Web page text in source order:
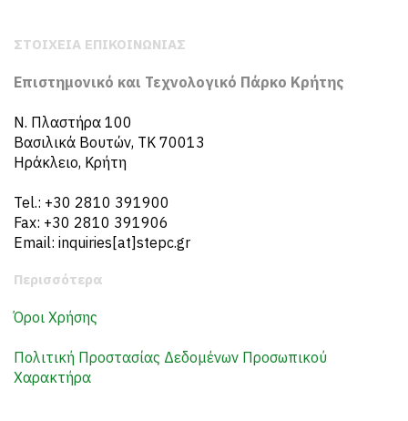
ΣΤΟΙΧΕΙΑ ΕΠΙΚΟΙΝΩΝΙΑΣ
Επιστημονικό και Τεχνολογικό Πάρκο Κρήτης
N. Πλαστήρα 100
Βασιλικά Βουτών, ΤΚ 70013
Ηράκλειο, Κρήτη
Tel.: +30 2810 391900
Fax: +30 2810 391906
Email: inquiries[at]stepc.gr
Περισσότερα
Όροι Χρήσης
Πολιτική Προστασίας Δεδομένων Προσωπικού
Χαρακτήρα